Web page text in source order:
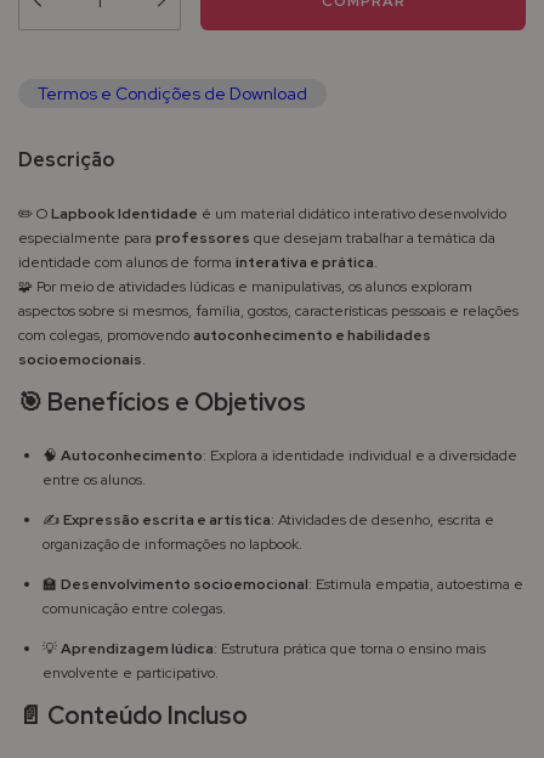
Termos e Condições de Download
Descrição
✏️ OLapbook Identidade é um material didático interativo desenvolvido
especialmente para professores que desejam trabalhar a temática da
identidade com alunos de forma interativa e prática.
🧩 Por meio de atividades lúdicas e manipulativas, os alunos exploram
aspectos sobre si mesmos, família, gostos, características pessoais e relações
com colegas, promovendo autoconhecimento e habilidades
socioemocionais.
🎯 Benefícios e Objetivos
🧠 Autoconhecimento: Explora a identidade individual e a diversidade
entre os alunos.
✍️Expressão escrita e artística: Atividades de desenho, escrita e
organização de informações no lapbook.
🏫 Desenvolvimento socioemocional: Estimula empatia, autoestima e
comunicação entre colegas.
💡Aprendizagem lúdica: Estrutura prática que torna o ensino mais
envolvente e participativo.
📄 Conteúdo Incluso